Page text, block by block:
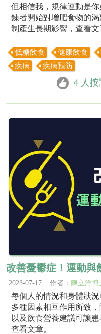
但相信我，規律運動是
鍊者開始對增肥食物的
制產生長期影響，查看文
低糖飲食 健康飲食
疾病
疾病預防
4 人
改善憂鬱症！運動與
2023-07-17 作者： 陳立洋博
每個人的情況和身體狀
多種因素相互作用所致
以及飲食營養建議可讓
查看文章。